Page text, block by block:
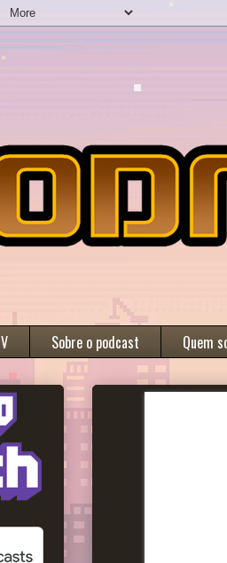
Sobre o podcast Quem